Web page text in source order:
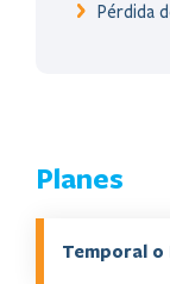
Pérdida
Planes
Temporal o